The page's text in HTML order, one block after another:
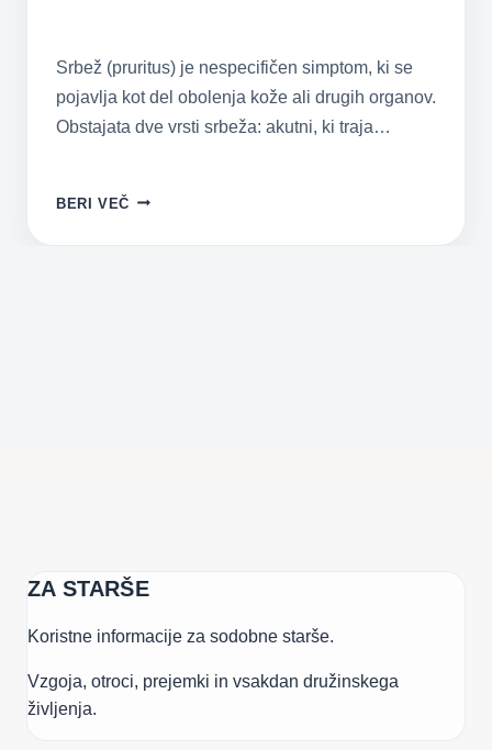
Srbež (pruritus) je nespecifičen simptom, ki se
pojavlja kot del obolenja kože ali drugih organov.
Obstajata dve vrsti srbeža: akutni, ki traja…
BERI VEČ SRBEŽ
SIMPTOM
ZA STARŠE
Koristne informacije za sodobne starše.
Vzgoja, otroci, prejemki in vsakdan družinskega
življenja.